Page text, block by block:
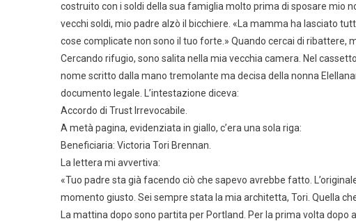
costruito con i soldi della sua famiglia molto prima di sposare mio
vecchi soldi, mio padre alzò il bicchiere. «La mamma ha lasciato
cose complicate non sono il tuo forte.» Quando cercai di ribattere,
Cercando rifugio, sono salita nella mia vecchia camera. Nel
nome scritto dalla mano tremolante ma decisa della nonna
documento legale. L’intestazione diceva:
Accordo di Trust Irrevocabile.
A metà pagina, evidenziata in giallo, c’era una sola riga:
Beneficiaria: Victoria Tori Brennan.
La lettera mi avvertiva:
«Tuo padre sta già facendo ciò che sapevo avrebbe fatto.
momento giusto. Sei sempre stata la mia architetta, Tori. Quella
La mattina dopo sono partita per Portland. Per la prima volta dopo